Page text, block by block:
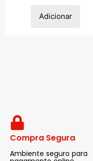
Adicionar
Compra Segura
Ambiente seguro para